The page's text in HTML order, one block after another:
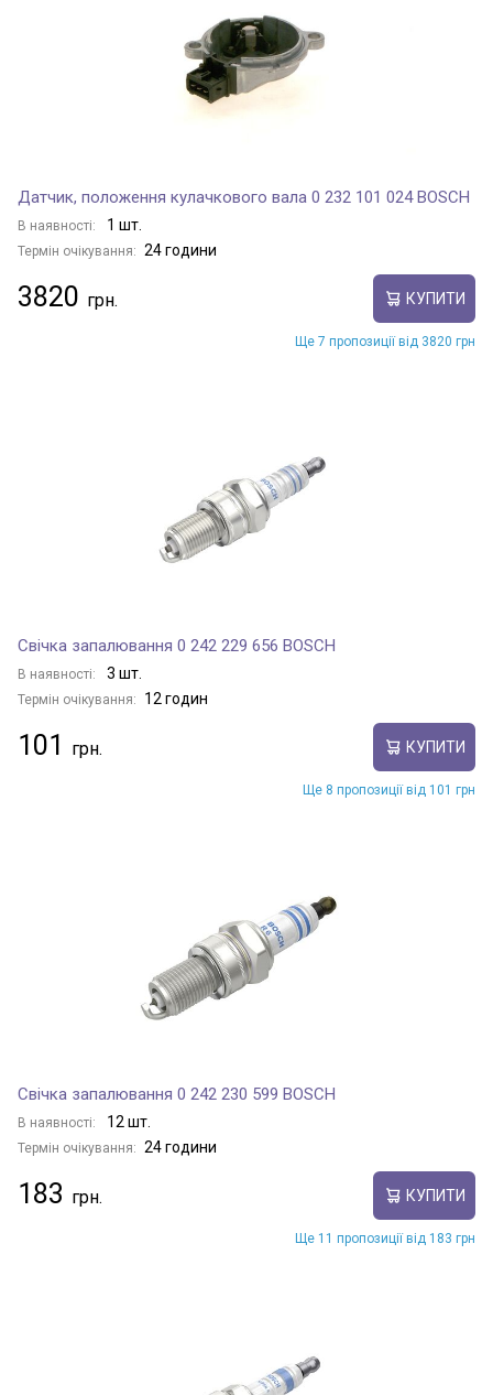
HOVER M1
HOVER M4
MULTI WAGON
STEED 5
Датчик, положення кулачкового вала 0 232 101 024 BOSCH
В наявності: 1 шт.
Термін очікування: 24 години
3820 КУПИТИ
Ще 7 пропозиції від 3820 грн
Свічка запалювання 0 242 229 656 BOSCH
В наявності: 3 шт.
Термін очікування: 12 годин
101 КУПИТИ
Ще 8 пропозиції від 101 грн
Свічка запалювання 0 242 230 599 BOSCH
В наявності: 12 шт.
Термін очікування: 24 години
183 КУПИТИ
Ще 11 пропозиції від 183 грн